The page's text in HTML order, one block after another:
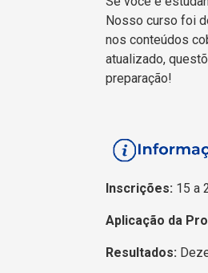
Nosso curso foi
nos conteúdos
atualizado,
preparação!
Inscrições: 15 a
Aplicação da
Resultados: